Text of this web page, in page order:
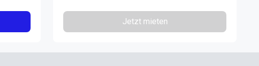
Jetzt mieten